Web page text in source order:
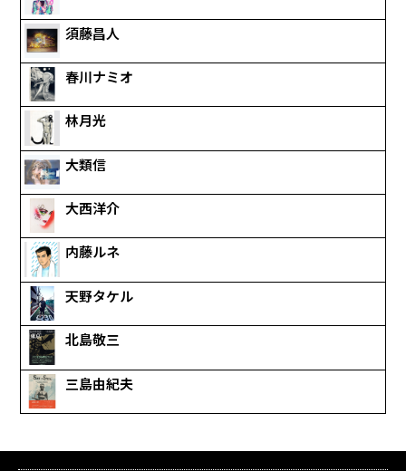
須藤昌人
春川ナミオ
林月光
大類信
大西洋介
内藤ルネ
天野タケル
北島敬三
三島由紀夫